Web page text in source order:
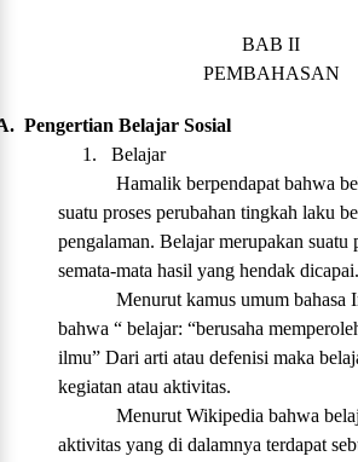
BAB II
PEMBAHASAN
Pengertian Belajar Sosial
1.
Belajar
Hamalik berpendapat bahwa
suatu proses perubahan tingkah laku
pengalaman. Belajar merupakan suatu
semata-mata hasil yang hendak dicapai.
Menurut kamus umum bahasa
bahwa “ belajar: “berusaha
ilmu” Dari arti atau defenisi maka
kegiatan atau aktivitas.
Menurut Wikipedia bahwa
aktivitas yang di dalamnya terdapat